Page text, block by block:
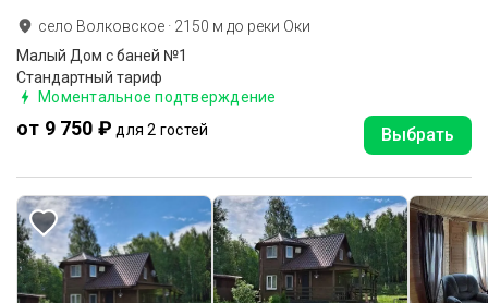
село Волковское · 2150 м до реки Оки
Малый Дом с баней №1
Стандартный тариф
Моментальное подтверждение
от 9 750 ₽ для 2 гостей Выбрать